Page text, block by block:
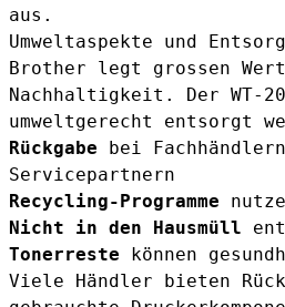
aus.
Umweltaspekte und
Brother legt grossen
Nachhaltigkeit. Der WT-
umweltgerecht entsorgt
Rückgabe bei
Servicepartnern
Recycling-Programme
Nicht in den Hausmüll
Tonerreste können
Viele Händler bieten